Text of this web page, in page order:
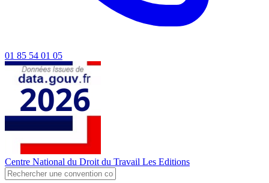
01 85 54 01 05
Centre National du Droit du Travail Les Editions